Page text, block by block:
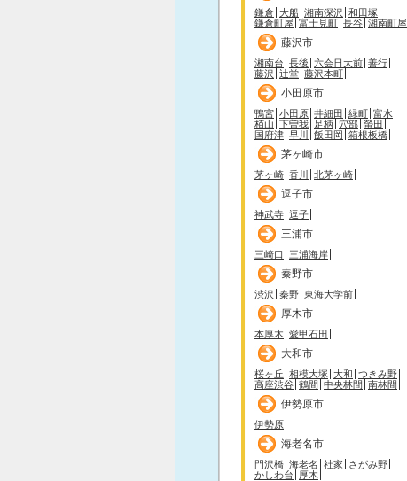
鎌倉 大船 湘南深沢 和田塚
鎌倉町屋 富士見町 長谷 湘南町屋
藤沢市
湘南台 長後 六会日大前 善行
藤沢 辻堂 藤沢本町
小田原市
鴨宮 小田原 井細田 緑町 富水
栢山 下曽我 足柄 穴部 螢田
国府津 早川 飯田岡 箱根板橋
茅ヶ崎市
茅ヶ崎 香川 北茅ヶ崎
逗子市
神武寺 逗子
三浦市
三崎口 三浦海岸
秦野市
渋沢 秦野 東海大学前
厚木市
本厚木 愛甲石田
大和市
桜ヶ丘 相模大塚 大和 つきみ野
高座渋谷 鶴間 中央林間 南林間
伊勢原市
伊勢原
海老名市
門沢橋 海老名 社家
さがみ野
かしわ台
厚木